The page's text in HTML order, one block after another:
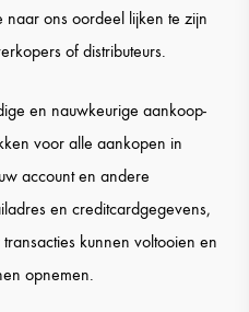
ons oordeel lijken te zijn
of distributeurs.
en nauwkeurige aankoop-
voor alle aankopen in
account en andere
en creditcardgegevens,
kunnen voltooien en
opnemen.